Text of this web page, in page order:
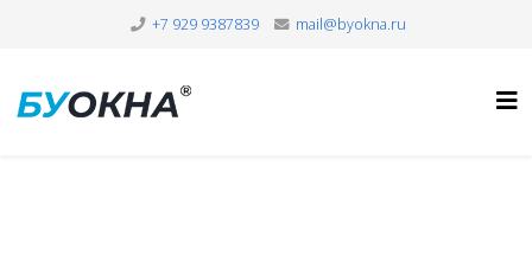
+7 929 9387839 mail@byokna.ru